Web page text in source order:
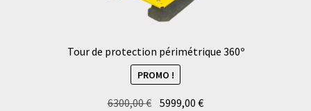
Tour de protection périmétrique 360º
PROMO !
6300,00€ Le
5999,00€Le